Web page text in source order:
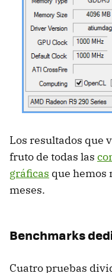
Los resultados que
fruto de todas las
gráficas que hemos
meses.
Benchmarks
Cuatro pruebas